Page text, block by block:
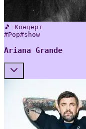
🎵 Концерт
#Pop#show
Ariana Grande